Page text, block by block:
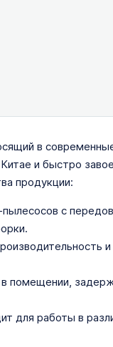
в
и быстро
продукции:
с
помещении,
для работы в